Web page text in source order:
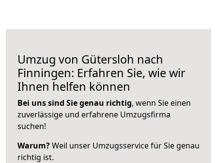
Umzug von Gütersloh nach
Finningen: Erfahren Sie, wie wir
Ihnen helfen können
Bei uns sind Sie genau richtig, wenn Sie einen
zuverlässige und erfahrene Umzugsfirma
suchen!
Warum?Weil unser Umzugsservice für Sie genau
richtig ist.